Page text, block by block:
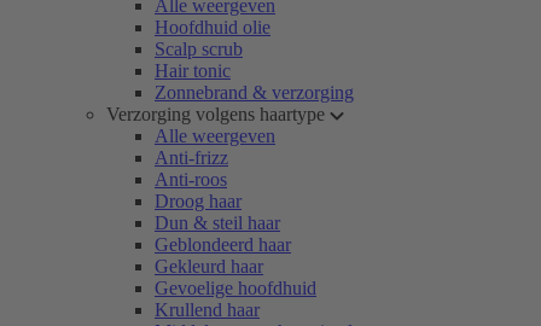
Alle weergeven
Hoofdhuid olie
Scalp scrub
Hair tonic
Zonnebrand & verzorging
Verzorging volgens haartype
Alle weergeven
Anti-frizz
Anti-roos
Droog haar
Dun & steil haar
Geblondeerd haar
Gekleurd haar
Gevoelige hoofdhuid
Krullend haar